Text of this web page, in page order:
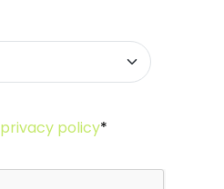
privacy policy*